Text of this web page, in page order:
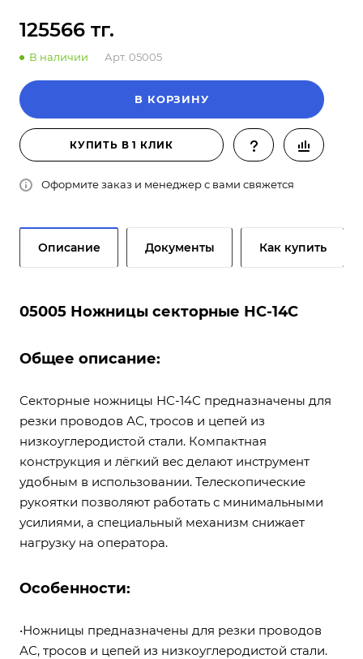
125566 тг.
В наличии Арт. 05005
В КОРЗИНУ
КУПИТЬ В 1 КЛИК
Оформите заказ и менеджер с вами свяжется
Описание Документы Как купить
05005 Ножницы секторные НС-14С
Общее описание:
Секторные ножницы НС-14С предназначены для
резки проводов АС, тросов и цепей из
низкоуглеродистой стали. Компактная
конструкция и лёгкий вес делают инструмент
удобным в использовании. Телескопические
рукоятки позволяют работать с минимальными
усилиями, а специальный механизм снижает
нагрузку на оператора.
Особенности:
•Ножницы предназначены для резки проводов
АС, тросов и цепей из низкоуглеродистой стали.